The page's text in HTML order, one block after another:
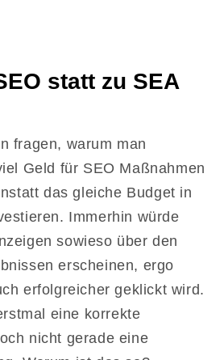
statt zu SEA
fragen, warum man
Geld für SEO Maßnahmen
das gleiche Budget in
Immerhin würde
sowieso über den
erscheinen, ergo
erfolgreicher geklickt wird.
eine korrekte
nicht gerade eine